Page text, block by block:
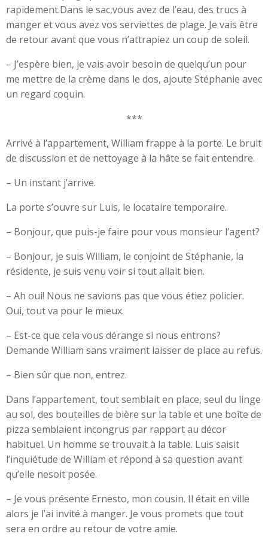
rapidement.Dans le sac,vous avez de l’eau, des trucs à
manger et vous avez vos serviettes de plage. Je vais être
de retour avant que vous n’attrapiez un coup de soleil.
– J’espère bien, je vais avoir besoin de quelqu’un pour
me mettre de la crème dans le dos, ajoute Stéphanie avec
un regard coquin.
***
Arrivé à l’appartement, William frappe à la porte. Le bruit
de discussion et de nettoyage à la hâte se fait entendre.
– Un instant j’arrive.
La porte s’ouvre sur Luis, le locataire temporaire.
– Bonjour, que puis-je faire pour vous monsieur l’agent?
– Bonjour, je suis William, le conjoint de Stéphanie, la
résidente, je suis venu voir si tout allait bien.
– Ah oui! Nous ne savions pas que vous étiez policier.
Oui, tout va pour le mieux.
– Est-ce que cela vous dérange si nous entrons?
Demande William sans vraiment laisser de place au refus.
– Bien sûr que non, entrez.
Dans l’appartement, tout semblait en place, seul du linge
au sol, des bouteilles de bière sur la table et une boîte de
pizza semblaient incongrus par rapport au décor
habituel. Un homme se trouvait à la table. Luis saisit
l’inquiétude de William et répond à sa question avant
qu’elle nesoit posée.
– Je vous présente Ernesto, mon cousin. Il était en ville
alors je l’ai invité à manger. Je vous promets que tout
sera en ordre au retour de votre amie.